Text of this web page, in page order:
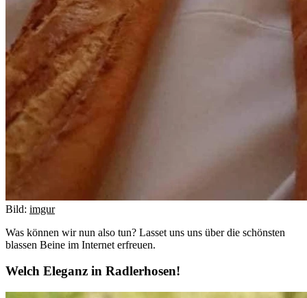
Bild: imgur
Was können wir nun also tun? Lasset uns uns über die schönsten
blassen Beine im Internet erfreuen.
Welch Eleganz in Radlerhosen!